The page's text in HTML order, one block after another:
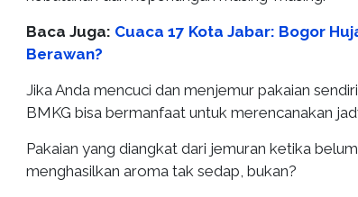
Baca Juga: Cuaca 17 Kota Jabar: Bogor
Berawan?
Jika Anda mencuci dan menjemur pakaian
BMKG bisa bermanfaat untuk merencanakan
Pakaian yang diangkat dari jemuran ketika
menghasilkan aroma tak sedap, bukan?